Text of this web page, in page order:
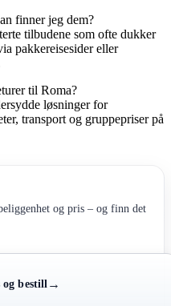
finner jeg dem?
tilbudene som ofte dukker
pakkereisesider eller
til Roma?
løsninger for
transport og gruppepriser på
og pris – og finn det
bestill →